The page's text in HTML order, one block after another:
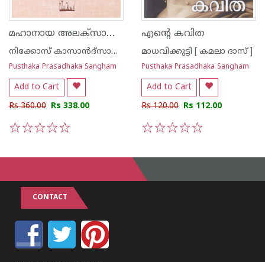
മഹാനായ അലക്സാണ്ടര്‍
നിക്കോസ് കാസാന്‍ദ്സാകീസ്
Pusthaka Prasadhaka Sangham
Add to Cart
Rs 360.00 Rs 338.00
എന്റെ കവിത
മാധവിക്കുട്ടി [ കമലാ ദാസ് ]
Pusthaka Prasadhaka Sangham
Add to Cart
Rs 120.00 Rs 112.00
CONTACT